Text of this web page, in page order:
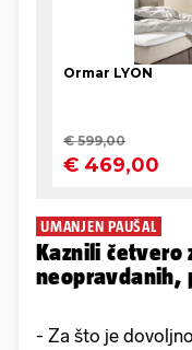
UMANJEN PAUŠAL
Kaznili četvero
neopravdanih,
- Za što je